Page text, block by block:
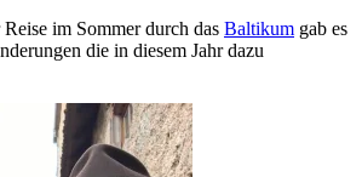
im Sommer durch das Baltikum gab es
die in diesem Jahr dazu